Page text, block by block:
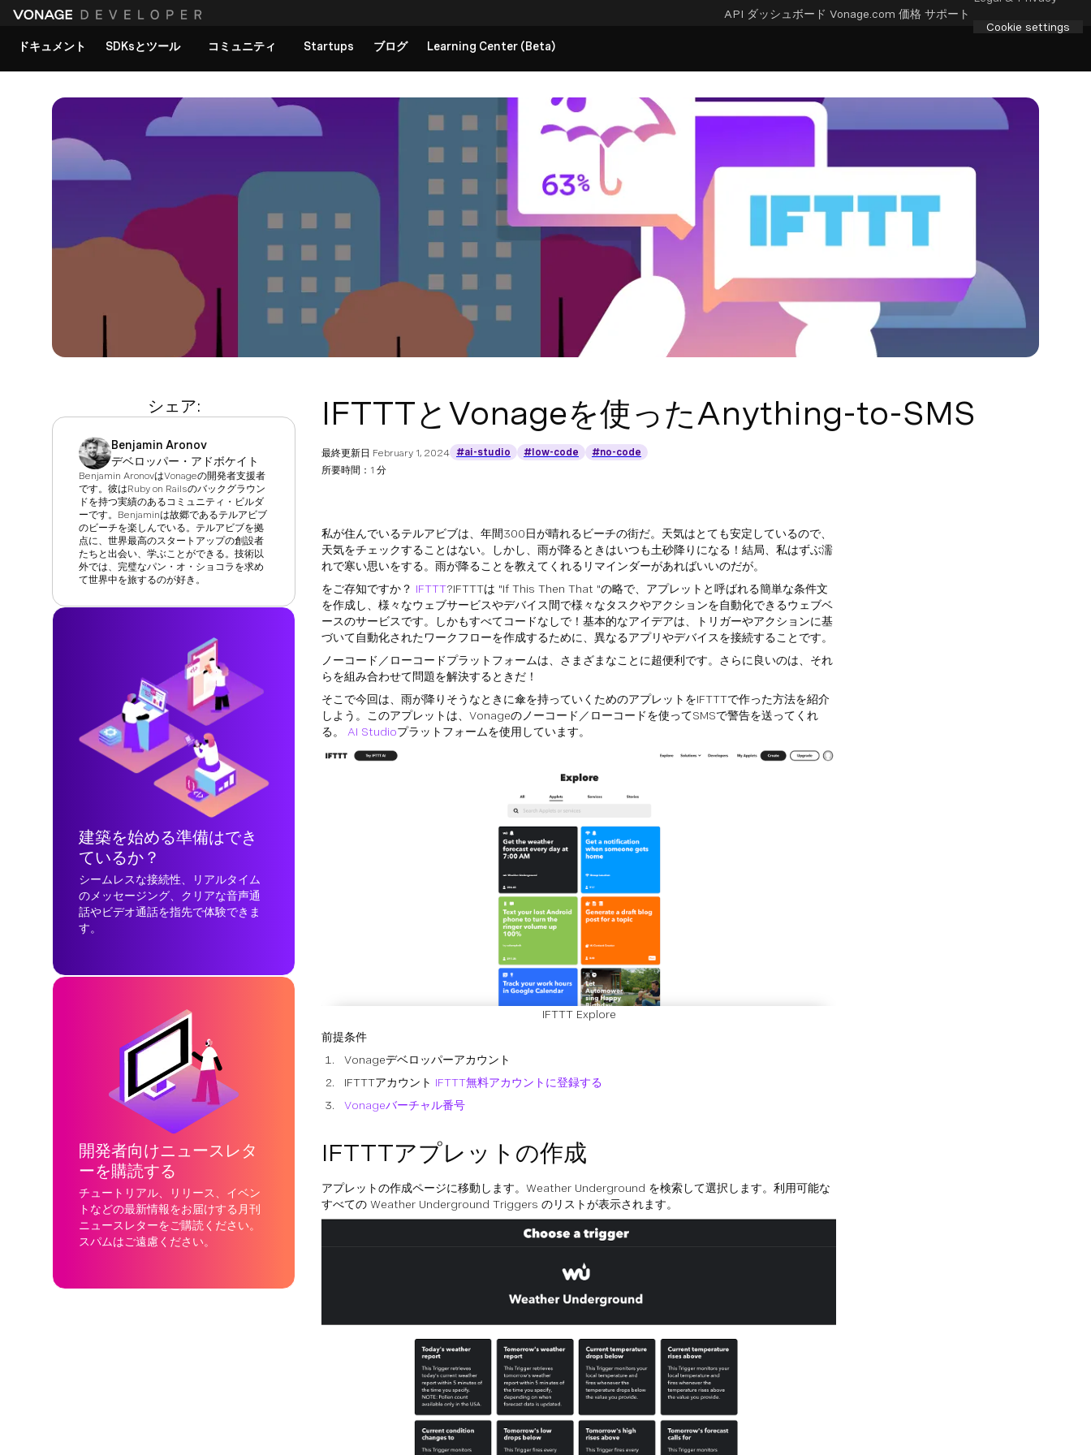
API ダッシュボード Vonage.com 価格 サポート
Cookie settings
ドキュメント
SDKsとツール コミュニティ Startups ブログ Learning Center (Beta)
シェア:
Benjamin Aronov
デベロッパー・アドボケイト
Benjamin AronovはVonageの開発者支援者
です。彼はRuby on Railsのバックグラウン
ドを持つ実績のあるコミュニティ・ビルダ
ーです。Benjaminは故郷であるテルアビブ
のビーチを楽しんでいる。テルアビブを拠
点に、世界最高のスタートアップの創設者
たちと出会い、学ぶことができる。技術以
外では、完璧なパン・オ・ショコラを求め
て世界中を旅するのが好き。
建築を始める準備はでき
ているか？
シームレスな接続性、リアルタイム
のメッセージング、クリアな音声通
話やビデオ通話を指先で体験できま
す。
開発者向けニュースレタ
ーを購読する
チュートリアル、リリース、イベン
トなどの最新情報をお届けする月刊
ニュースレターをご購読ください。
スパムはご遠慮ください。
IFTTTとVonageを使ったAnything-to-SMS
最終更新日 February 1, 2024 #ai-studio #low-code
#no-code
所要時間：1 分
私が住んでいるテルアビブは、年間300日が晴れるビーチの街だ。天気はとても安定しているので、
天気をチェックすることはない。しかし、雨が降るときはいつも土砂降りになる！結局、私はずぶ濡
れで寒い思いをする。雨が降ることを教えてくれるリマインダーがあればいいのだが。
をご存知ですか？ IFTTT?IFTTTは "If This Then That "の略で、アプレットと呼ばれる簡単な条件文
を作成し、様々なウェブサービスやデバイス間で様々なタスクやアクションを自動化できるウェブベ
ースのサービスです。しかもすべてコードなしで！基本的なアイデアは、トリガーやアクションに基
づいて自動化されたワークフローを作成するために、異なるアプリやデバイスを接続することです。
ノーコード／ローコードプラットフォームは、さまざまなことに超便利です。さらに良いのは、それ
らを組み合わせて問題を解決するときだ！
そこで今回は、雨が降りそうなときに傘を持っていくためのアプレットをIFTTTで作った方法を紹介
しよう。このアプレットは、Vonageのノーコード／ローコードを使ってSMSで警告を送ってくれ
る。 AI Studioプラットフォームを使用しています。
IFTTT Explore
前提条件
Vonageデベロッパーアカウント
IFTTTアカウント IFTTT無料アカウントに登録する
Vonageバーチャル番号
IFTTTアプレットの作成
アプレットの作成ページに移動します。Weather Underground を検索して選択します。利用可能な
すべての Weather Underground Triggers のリストが表示されます。